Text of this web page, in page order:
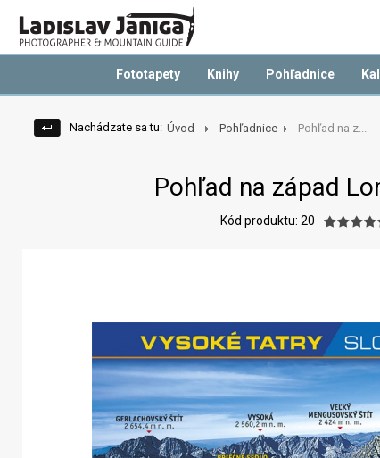
Fototapety Knihy Pohľadnice
Nachádzate sa tu: Úvod Pohľadnice Pohľad na z...
Pohľad na západ
Kód produktu: 20